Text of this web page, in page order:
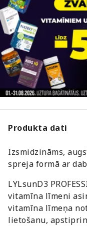
Produkta dati
Izsmidzināms,
spreja formā ar
LYLsunD3
vitamīna līmeni
vitamīna līmeņa
lietošanu,